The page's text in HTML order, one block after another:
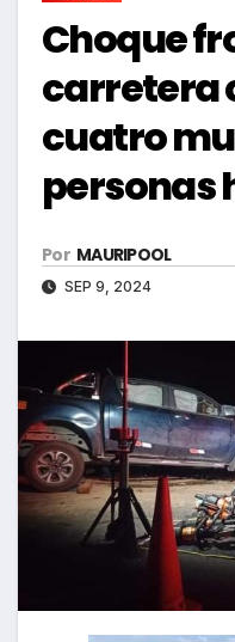
Choque
carretera
cuatro
personas
Por MAURIPOOL
SEP 9, 2024